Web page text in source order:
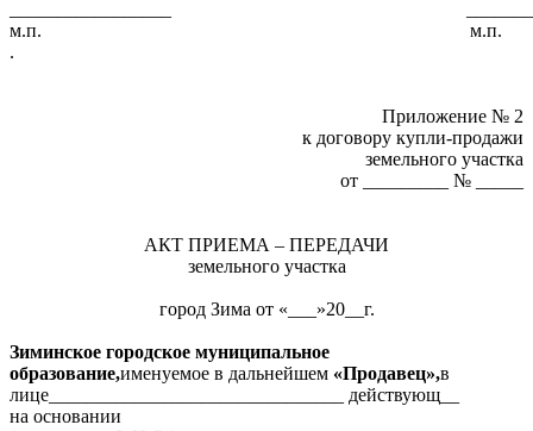
м.п. м.п.
.
Приложение № 2
к договору купли-продажи
земельного участка
от _________ № _____
АКТ ПРИЕМА – ПЕРЕДАЧИ
земельного участка
город Зима от «___»20__г.
Зиминское городское муниципальное
образование,именуемое в дальнейшем «Продавец»,в
лице_______________________________ действующ__
на основании